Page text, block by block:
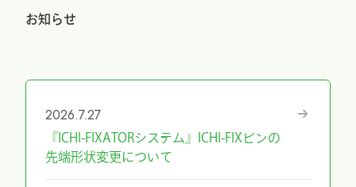
お知らせ
2026.7.27
『ICHI-FIXATORシステム』ICHI-FIXピンの
先端形状変更について